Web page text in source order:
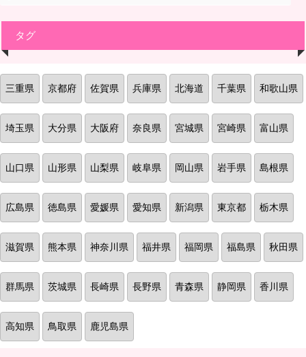
タグ
三重県 京都府 佐賀県 兵庫県 北海道 千葉県 和歌山県
埼玉県 大分県 大阪府 奈良県 宮城県 宮崎県 富山県
山口県 山形県 山梨県 岐阜県 岡山県 岩手県 島根県
広島県 徳島県 愛媛県 愛知県 新潟県 東京都 栃木県
滋賀県 熊本県 神奈川県 福井県 福岡県 福島県 秋田県
群馬県 茨城県 長崎県 長野県 青森県 静岡県 香川県
高知県 鳥取県 鹿児島県